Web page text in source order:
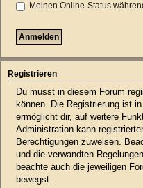
Meinen Online-Status
Registrieren
Du musst in diesem Forum
können. Die Registrierung ist
ermöglicht dir, auf weitere
Administration kann
Berechtigungen zuweisen.
und die verwandten
beachte auch die jeweiligen
bewegst.